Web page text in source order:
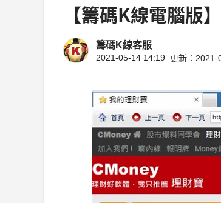
【籌碼K線電腦版
籌碼K線客服
2021-05-14 14:19 更新：